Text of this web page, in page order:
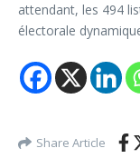
attendant, les 494
électorale
Share Article